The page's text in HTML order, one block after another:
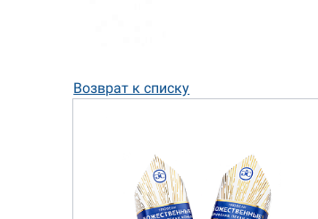
Возврат к списку